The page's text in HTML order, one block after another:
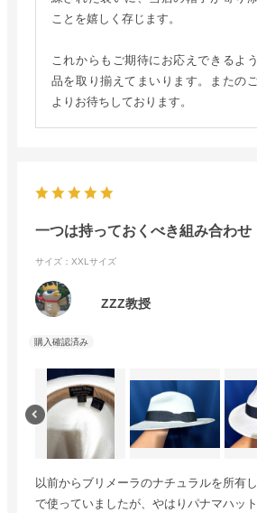
ことを嬉しく存じます。
これからもご期待にお応えできるよ
品を取り揃えてまいります。またの
よりお待ちしております。
一つは持っておくべき組み合わせ
サイズ：XXLサイズ
ZZZ教授
以前からブリメーラのナチュラルを所有
で使っていましたが、やはりパナマハッ